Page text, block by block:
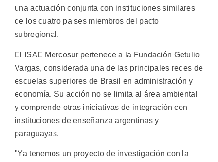
una actuación conjunta con instituciones similares
de los cuatro países miembros del pacto
subregional.
El ISAE Mercosur pertenece a la Fundación Getulio
Vargas, considerada una de las principales redes de
escuelas superiores de Brasil en administración y
economía. Su acción no se limita al área ambiental
y comprende otras iniciativas de integración con
instituciones de enseñanza argentinas y
paraguayas.
"Ya tenemos un proyecto de investigación con la